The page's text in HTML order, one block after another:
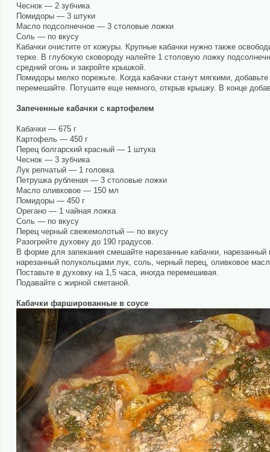
Чеснок — 2 зубчика
Помидоры — 3 штуки
Масло подсолнечное — 3 столовые ложки
Соль — по вкусу
Кабачки очистите от кожуры. Крупные кабачки нужно также
терке. В глубокую сковороду налейте 1 столовую ложку
средний огонь и закройте крышкой.
Помидоры мелко порежьте. Когда кабачки станут мягкими,
перемешайте. Потушите еще немного, открыв крышку. В конце
Запеченные кабачки с картофелем
Кабачки — 675 г
Картофель — 450 г
Перец болгарский красный — 1 штука
Чеснок — 3 зубчика
Лук репчатый — 1 головка
Петрушка рубленая — 3 столовые ложки
Масло оливковое — 150 мл
Помидоры — 450 г
Орегано — 1 чайная ложка
Соль — по вкусу
Перец черный свежемолотый — по вкусу
Разогрейте духовку до 190 градусов.
В форме для запекания смешайте нарезанные кабачки,
нарезанный полукольцами лук, соль, черный перец, оливковое
Поставьте в духовку на 1,5 часа, иногда перемешивая.
Подавайте с жирной сметаной.
Кабачки фаршированные в соусе